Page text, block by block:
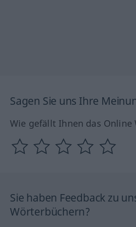
Sagen Sie uns Ihre
Wie gefällt Ihnen das Online
Sie haben Feedback zu
Wörterbüchern?